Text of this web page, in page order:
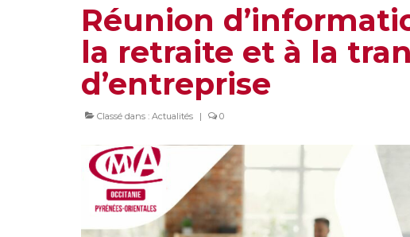
Réunion
la retraite et à la
d’entreprise
Classé dans : Actualités | 0